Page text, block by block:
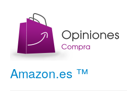
Amazon.es ™